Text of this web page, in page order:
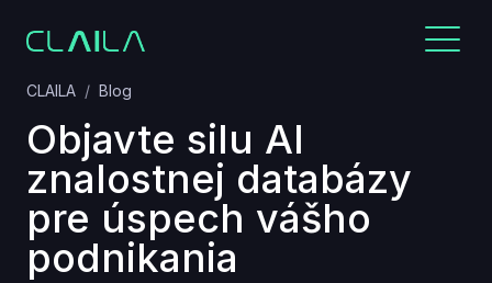
CLAILA Blog
Objavte silu AI
znalostnej databázy
pre úspech vášho
podnikania